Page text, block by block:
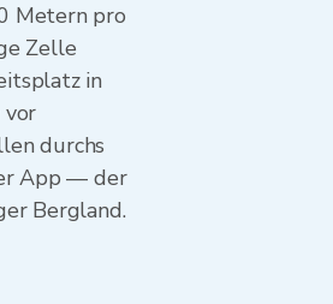
Metern pro
Zelle
in
vor
durchs
App — der
Bergland.